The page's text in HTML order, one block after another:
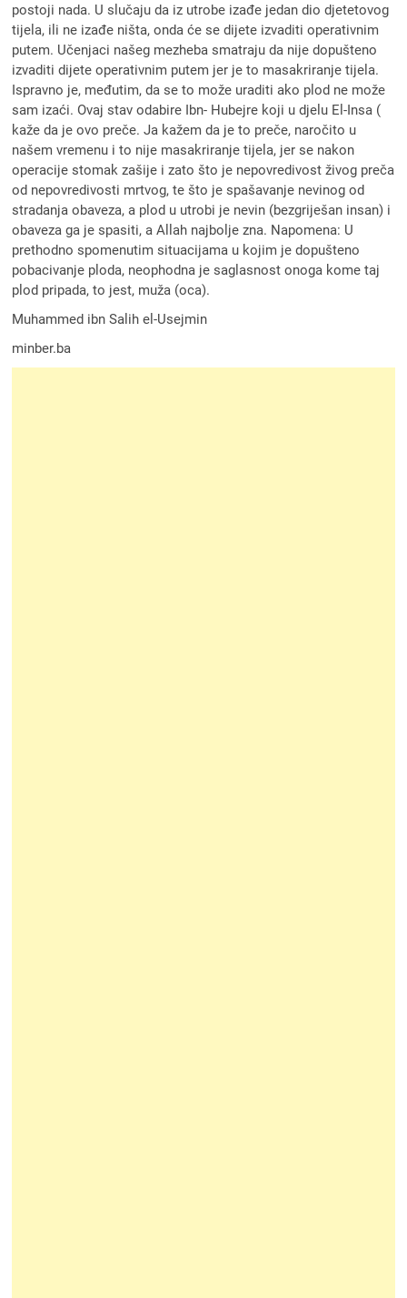
postoji nada. U slučaju da iz utrobe izađe jedan dio djetetovog
tijela, ili ne izađe ništa, onda će se dijete izvaditi operativnim
putem. Učenjaci našeg mezheba smatraju da nije dopušteno
izvaditi dijete operativnim putem jer je to masakriranje tijela.
Ispravno je, međutim, da se to može uraditi ako plod ne može
sam izaći. Ovaj stav odabire Ibn- Hubejre koji u djelu El-Insa (
kaže da je ovo preče. Ja kažem da je to preče, naročito u
našem vremenu i to nije masakriranje tijela, jer se nakon
operacije stomak zašije i zato što je nepovredivost živog preča
od nepovredivosti mrtvog, te što je spašavanje nevinog od
stradanja obaveza, a plod u utrobi je nevin (bezgriješan insan) i
obaveza ga je spasiti, a Allah najbolje zna. Napomena: U
prethodno spomenutim situacijama u kojim je dopušteno
pobacivanje ploda, neophodna je saglasnost onoga kome taj
plod pripada, to jest, muža (oca).
Muhammed ibn Salih el-Usejmin
minber.ba